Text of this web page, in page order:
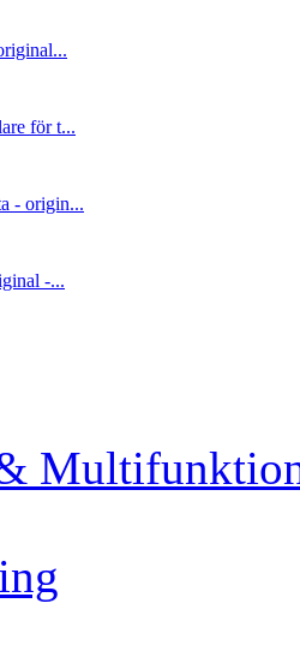
för t...
- origin...
-...